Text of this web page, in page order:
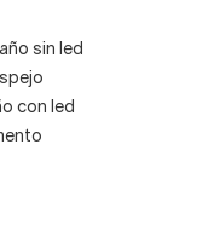
sin led
con led